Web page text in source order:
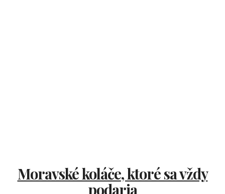
Moravské koláče, ktoré sa vždy
podaria